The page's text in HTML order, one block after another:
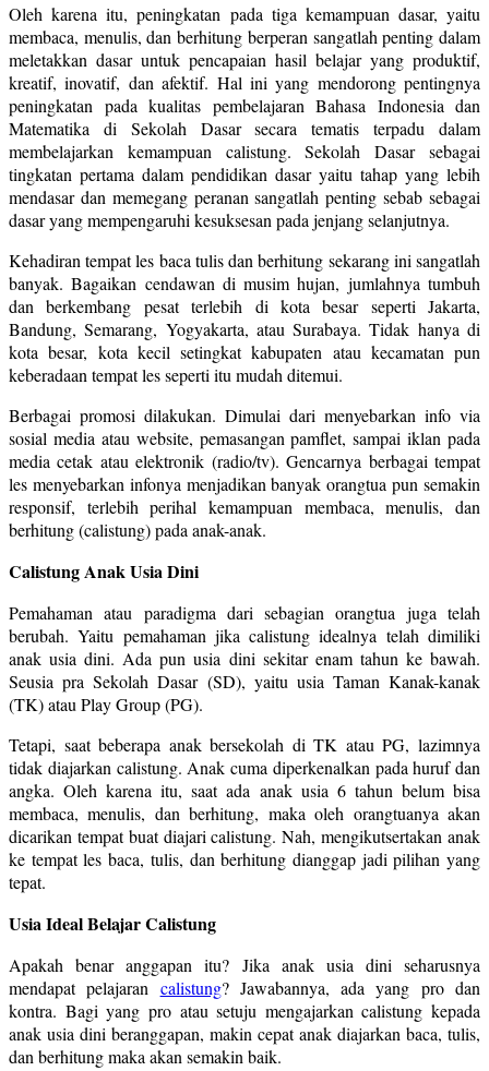
Oleh karena itu, peningkatan pada tiga kemampuan dasar, yaitu
membaca, menulis, dan berhitung berperan sangatlah penting dalam
meletakkan dasar untuk pencapaian hasil belajar yang produktif,
kreatif, inovatif, dan afektif. Hal ini yang mendorong pentingnya
peningkatan pada kualitas pembelajaran Bahasa Indonesia dan
Matematika di Sekolah Dasar secara tematis terpadu dalam
membelajarkan kemampuan calistung. Sekolah Dasar sebagai
tingkatan pertama dalam pendidikan dasar yaitu tahap yang lebih
mendasar dan memegang peranan sangatlah penting sebab sebagai
dasar yang mempengaruhi kesuksesan pada jenjang selanjutnya.
Kehadiran tempat les baca tulis dan berhitung sekarang ini sangatlah
banyak. Bagaikan cendawan di musim hujan, jumlahnya tumbuh
dan berkembang pesat terlebih di kota besar seperti Jakarta,
Bandung, Semarang, Yogyakarta, atau Surabaya. Tidak hanya di
kota besar, kota kecil setingkat kabupaten atau kecamatan pun
keberadaan tempat les seperti itu mudah ditemui.
Berbagai promosi dilakukan. Dimulai dari menyebarkan info via
sosial media atau website, pemasangan pamflet, sampai iklan pada
media cetak atau elektronik (radio/tv). Gencarnya berbagai tempat
les menyebarkan infonya menjadikan banyak orangtua pun semakin
responsif, terlebih perihal kemampuan membaca, menulis, dan
berhitung (calistung) pada anak-anak.
Calistung Anak Usia Dini
Pemahaman atau paradigma dari sebagian orangtua juga telah
berubah. Yaitu pemahaman jika calistung idealnya telah dimiliki
anak usia dini. Ada pun usia dini sekitar enam tahun ke bawah.
Seusia pra Sekolah Dasar (SD), yaitu usia Taman Kanak-kanak
(TK) atau Play Group (PG).
Tetapi, saat beberapa anak bersekolah di TK atau PG, lazimnya
tidak diajarkan calistung. Anak cuma diperkenalkan pada huruf dan
angka. Oleh karena itu, saat ada anak usia 6 tahun belum bisa
membaca, menulis, dan berhitung, maka oleh orangtuanya akan
dicarikan tempat buat diajari calistung. Nah, mengikutsertakan anak
ke tempat les baca, tulis, dan berhitung dianggap jadi pilihan yang
tepat.
Usia Ideal Belajar Calistung
Apakah benar anggapan itu? Jika anak usia dini seharusnya
mendapat pelajaran calistung? Jawabannya, ada yang pro dan
kontra. Bagi yang pro atau setuju mengajarkan calistung kepada
anak usia dini beranggapan, makin cepat anak diajarkan baca, tulis,
dan berhitung maka akan semakin baik.